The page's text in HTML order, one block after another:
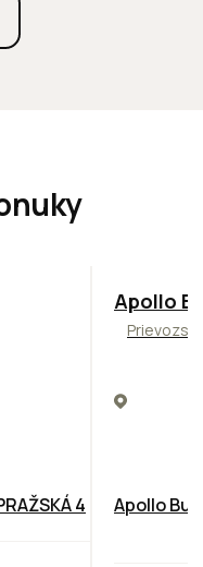
4
TOP
Apollo
Apollo